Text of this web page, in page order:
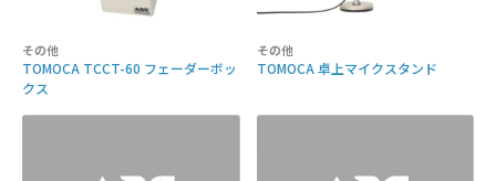
その他
TOMOCA TCCT-60 フェーダーボッ
クス
その他
TOMOCA 卓上マイクスタンド